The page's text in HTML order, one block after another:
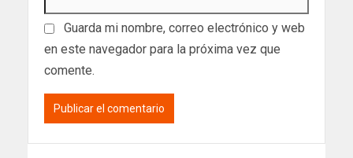
Guarda mi nombre, correo electrónico y web
en este navegador para la próxima vez que
comente.